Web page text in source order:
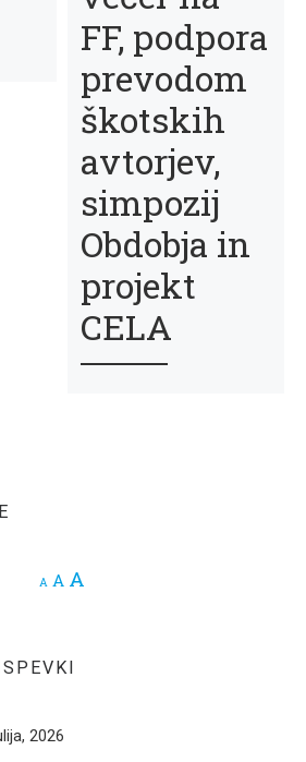
FF, podpora
prevodom
škotskih
avtorjev,
simpozij
Obdobja in
projekt
CELA
A Decrease font size.
A Reset font size.
A
2026